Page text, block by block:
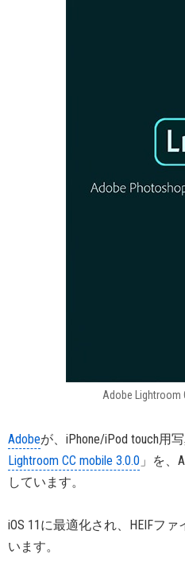
Adobe Lightroom
Adobeが、iPhone/iPod touch用
Lightroom CC mobile 3.0.0 」を、
しています。
iOS 11に最適化され、HEIFフ
います。